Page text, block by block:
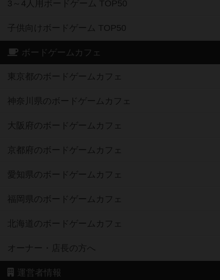
3～4人用ボードゲーム TOP50
子供向けボードゲーム TOP50
ボードゲームカフェ
東京都のボードゲームカフェ
神奈川県のボードゲームカフェ
大阪府のボードゲームカフェ
京都府のボードゲームカフェ
愛知県のボードゲームカフェ
福岡県のボードゲームカフェ
北海道のボードゲームカフェ
オーナー・店長の方へ
運営者情報